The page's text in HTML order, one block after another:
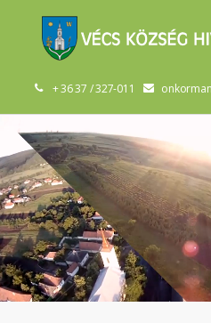
+ 36 37 / 327-011